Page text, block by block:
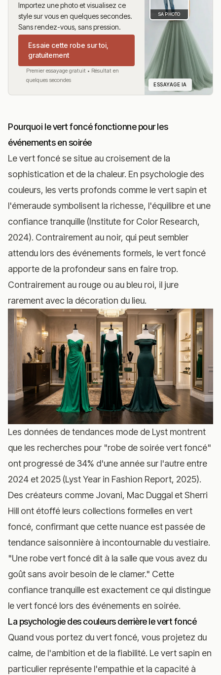
Importez une photo et visualisez ce
style sur vous en quelques secondes.
Sans rendez-vous, sans pression.
Essaie cette robe sur toi,
gratuitement
Premier essayage gratuit • Résultat en
quelques secondes
SA PHOTO
ESSAYAGE IA
Pourquoi le vert foncé fonctionne pour les
événements en soirée
Le vert foncé se situe au croisement de la
sophistication et de la chaleur. En psychologie des
couleurs, les verts profonds comme le vert sapin et
l'émeraude symbolisent la richesse, l'équilibre et une
confiance tranquille (Institute for Color Research,
2024). Contrairement au noir, qui peut sembler
attendu lors des événements formels, le vert foncé
apporte de la profondeur sans en faire trop.
Contrairement au rouge ou au bleu roi, il jure
rarement avec la décoration du lieu.
Les données de tendances mode de Lyst montrent
que les recherches pour "robe de soirée vert foncé"
ont progressé de 34% d'une année sur l'autre entre
2024 et 2025 (Lyst Year in Fashion Report, 2025).
Des créateurs comme Jovani, Mac Duggal et Sherri
Hill ont étoffé leurs collections formelles en vert
foncé, confirmant que cette nuance est passée de
tendance saisonnière à incontournable du vestiaire.
"Une robe vert foncé dit à la salle que vous avez du
goût sans avoir besoin de le clamer." Cette
confiance tranquille est exactement ce qui distingue
le vert foncé lors des événements en soirée.
La psychologie des couleurs derrière le vert foncé
Quand vous portez du vert foncé, vous projetez du
calme, de l'ambition et de la fiabilité. Le vert sapin en
particulier représente l'empathie et la capacité à